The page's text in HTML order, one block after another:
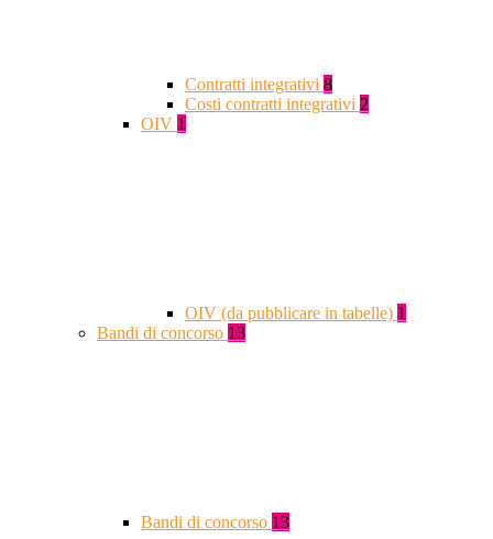
Contratti integrativi 8
Costi contratti integrativi 2
OIV 1
OIV (da pubblicare in tabelle) 1
Bandi di concorso 13
Bandi di concorso 13